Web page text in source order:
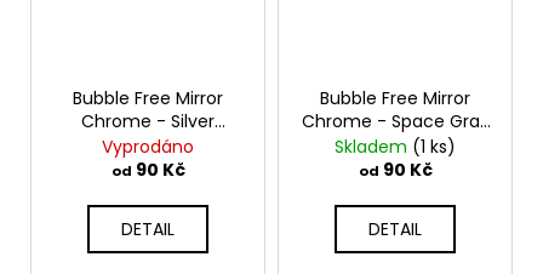
Bubble Free Mirror
Chrome - Silver
Samolepící vinylová
folie TeckWrap
Vyprodáno
od 90 Kč
DETAIL
Bubble Free Mirror
Chrome - Space Gray
Samolepící vinylová
folie TeckWrap
Skladem (1 ks)
od 90 Kč
DETAIL